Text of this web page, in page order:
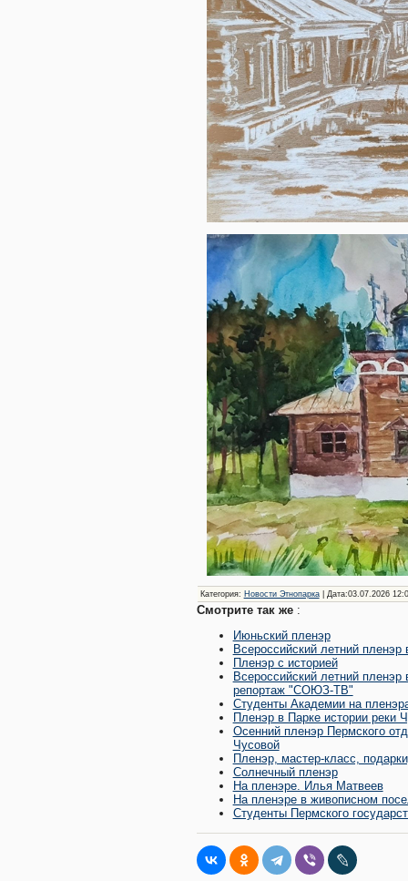
Категория: Новости Этнопарка| Дата:03.07.2026
Смотрите так же :
Июньский пленэр
Всероссийский летний
Пленэр с историей
Всероссийский летний
репортаж "СОЮЗ-ТВ"
Студенты Академии на
Пленэр в Парке истории реки
Осенний пленэр Пермского
Чусовой
Пленэр, мастер-класс,
Солнечный пленэр
На пленэре. Илья Матвеев
На пленэре в живописном
Студенты Пермского